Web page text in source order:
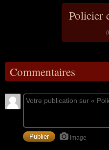
Policier
Commentaires
Image